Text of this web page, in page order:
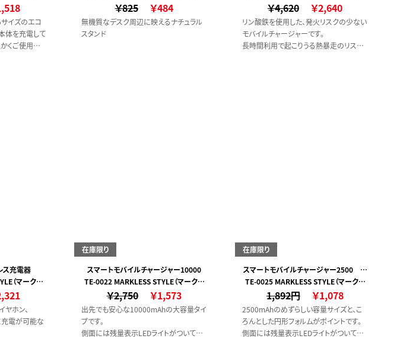
イズのエコ
体を充電して
くご使用い
ススタイル）
￥825 ￥484
無機質なデスク周辺に映えるナチュラル
スタンド
ススタイル）
￥4,620 ￥2,640
リン酸鉄を使用した、発火リスクの少ない
モバイルチャージャーです。
長時間利用で起こりうる熱暴走のリスク
ス充電器
（マークレ
ヤホン、
電が可能な
在庫限り
スマートモバイルチャージャー10000
TE-0022 MARKLESS STYLE（マークレ
ススタイル）
￥2,750 ￥1,573
出先でも安心な10000mAhの大容量タイ
プです。
側面には残量表示LEDライトがついてお
在庫限り
スマートモバイルチャージャー2500 ラ
ウンド
TE-0025 MARKLESS STYLE（マークレ
ススタイル）
1,892円 ￥1,078
2500mAhのめずらしい容量サイズと、こ
ろんとした円形フォルムがポイントです。
側面には残量表示LEDライトがついてお